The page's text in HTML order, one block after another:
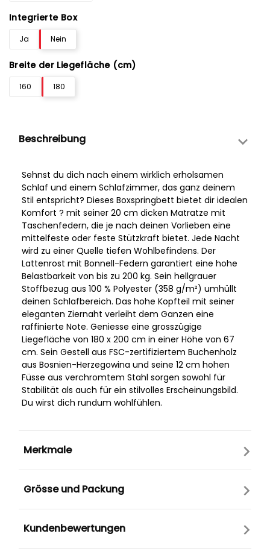
Integrierte Box
Ja Nein
Breite der Liegefläche (cm)
160 180
Beschreibung
Sehnst du dich nach einem wirklich erholsamen
Schlaf und einem Schlafzimmer, das ganz deinem
Stil entspricht? Dieses Boxspringbett bietet dir idealen
Komfort ? mit seiner 20 cm dicken Matratze mit
Taschenfedern, die je nach deinen Vorlieben eine
mittelfeste oder feste Stützkraft bietet. Jede Nacht
wird zu einer Quelle tiefen Wohlbefindens. Der
Lattenrost mit Bonnell-Federn garantiert eine hohe
Belastbarkeit von bis zu 200 kg. Sein hellgrauer
Stoffbezug aus 100 % Polyester (358 g/m²) umhüllt
deinen Schlafbereich. Das hohe Kopfteil mit seiner
eleganten Ziernaht verleiht dem Ganzen eine
raffinierte Note. Geniesse eine grosszügige
Liegefläche von 180 x 200 cm in einer Höhe von 67
cm. Sein Gestell aus FSC-zertifiziertem Buchenholz
aus Bosnien-Herzegowina und seine 12 cm hohen
Füsse aus verchromtem Stahl sorgen sowohl für
Stabilität als auch für ein stilvolles Erscheinungsbild.
Du wirst dich rundum wohlfühlen.
Merkmale
Grösse und Packung
Kundenbewertungen